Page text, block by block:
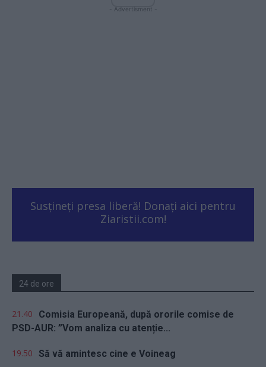
- Advertisment -
Susțineți presa liberă! Donați aici pentru
Ziaristii.com!
24 de ore
21.40
Comisia Europeană, după ororile comise de
PSD-AUR: ”Vom analiza cu atenție...
19.50 Să vă amintesc cine e Voineag